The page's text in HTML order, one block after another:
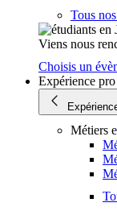
Tous
Viens nous
Choisis un
Expérience pro
Métiers